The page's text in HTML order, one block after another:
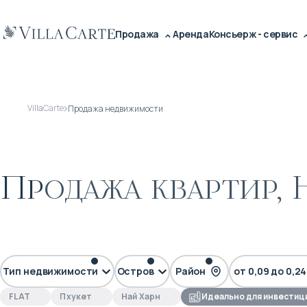
Продажа АрендаКонсьерж - сервис
VillaCarte Продажа недвижимости
Продажа квартир,
Тип недвижимости Остров Район от 0,09 до
$500 000 –
FLAT Пхукет Най Харн Идеально для